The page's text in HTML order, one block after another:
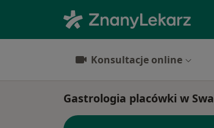
Konsultacje online
Gastrologia placówki w